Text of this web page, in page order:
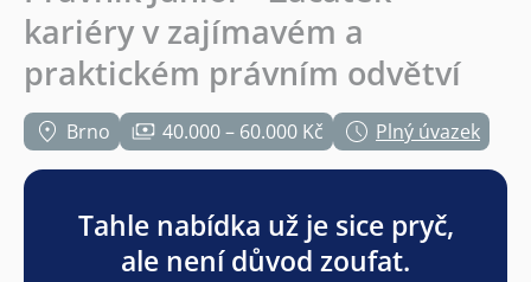
kariéry v zajímavém a
praktickém právním odvětví
Brno 40.000 – 60.000 Kč Plný úvazek
Tahle nabídka už je sice pryč,
ale není důvod zoufat.